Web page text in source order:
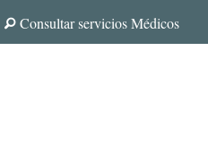
Consultar servicios Médicos